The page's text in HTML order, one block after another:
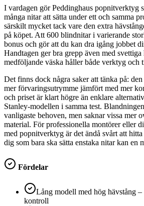
I vardagen gör Peddinghaus popnitverktyg
många nitar att sätta under ett och samma
särskilt mycket tack vare den extra
på köpet. Att 600 blindnitar i varierande
bonus och gör att du kan dra igång jobbet
Handtagen ger bra grepp även med svettiga
medföljande väska håller både verktyg och
Det finns dock några saker att tänka på:
mer förvaringsutrymme jämfört med mer
och priset är klart högre än enklare
Stanley-modellen i samma test.
vanligaste behoven, men saknar vissa mer
material. För professionella montörer eller
med popnitverktyg är det ändå svårt att
dig som bara ska sätta enstaka nitar kan en
Fördelar
Lång modell med hög hävstång
kontroll